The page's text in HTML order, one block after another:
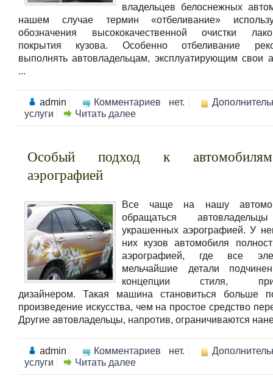
владельцев белоснежных
нашем случае термин «отбеливание»
обозначения высококачественной очистки
покрытия кузова. Особенно отбеливание
выполнять автовладельцам, эксплуатирующим свои
...
admin Комментариев нет.
услуги
Читать далее
Особый подход к
аэрографией
Все чаще на нашу
обращаться
украшенных аэрографией. У
них кузов автомобиля
аэрографией, где все
мельчайшие детали
концепции стиля,
дизайнером. Такая машина становиться больше
произведение искусства, чем на простое средство
Другие автовладельцы, напротив, ограничиваются
admin Комментариев нет.
услуги
Читать далее